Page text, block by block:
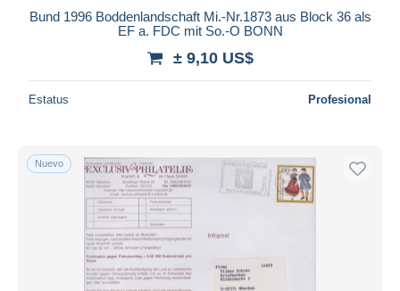
Bund 1996 Boddenlandschaft Mi.-Nr.1873 aus Block 36 als
EF a. FDC mit So.-O BONN
± 9,10 US$
Estatus Profesional
Nuevo